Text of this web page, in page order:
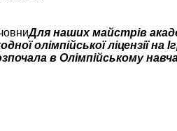
Для наших майстрів
олімпійської ліцензії
в Олімпійському